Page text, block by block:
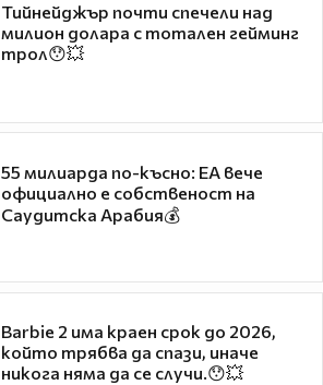
Тийнейджър почти спечели над
милион долара с тотален гейминг
трол😯💥
55 милиарда по-късно: EA вече
официално е собственост на
Саудитска Арабия💰
Barbie 2 има краен срок до 2026,
който трябва да спази, иначе
никога няма да се случи.😯💥